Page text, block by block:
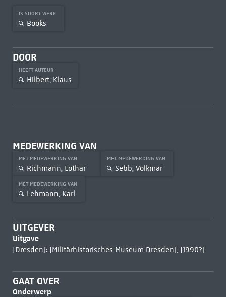
IS SOORT WERK
Books
DOOR
HEEFT AUTEUR
Hilbert, Klaus
MEDEWERKING VAN
MET MEDEWERKING VAN
Richmann, Lothar
MET MEDEWERKING VAN
Sebb, Volkmar
MET MEDEWERKING VAN
Lehmann, Karl
UITGEVER
Uitgave
[Dresden]: [Militärhistorisches Museum Dresden], [1990?]
GAAT OVER
Onderwerp